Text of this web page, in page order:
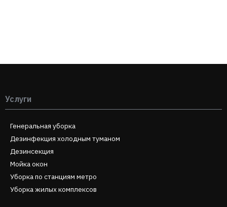
Услуги
Генеральная уборка
Дезинфекция холодным туманом
Дезинсекция
Мойка окон
Уборка по станциям метро
Уборка жилых комплексов